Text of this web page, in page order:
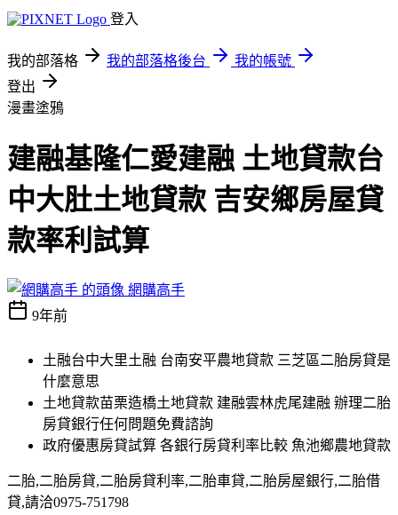
登入
我的部落格 我的部落格後台
我的帳號
登出
漫畫塗鴉
建融基隆仁愛建融 土地貸款台
中大肚土地貸款 吉安鄉房屋貸
款率利試算
網購高手
9年前
土融台中大里土融 台南安平農地貸款 三芝區二胎房貸是
什麼意思
土地貸款苗栗造橋土地貸款 建融雲林虎尾建融 辦理二胎
房貸銀行任何問題免費諮詢
政府優惠房貸試算 各銀行房貸利率比較 魚池鄉農地貸款
二胎,二胎房貸,二胎房貸利率,二胎車貸,二胎房屋銀行,二胎借
貸,請洽0975-751798